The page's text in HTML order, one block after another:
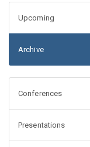
Upcoming
Archive
Conferences
Presentations